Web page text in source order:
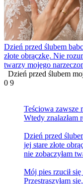
Dzień przed ślubem
złote obrączkę. Nie
twarzy mojego
Dzień przed ślubem
0 9
Teściowa zawsze
Wtedy znalazłam
Dzień przed
jej stare złote
nie zobaczyłam
Mój pies rzucił
Przestraszyłam